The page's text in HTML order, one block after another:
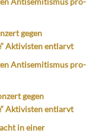
gegen
Aktivisten entlarvt
Antisemitismus pro-
gegen
Aktivisten entlarvt
in einer